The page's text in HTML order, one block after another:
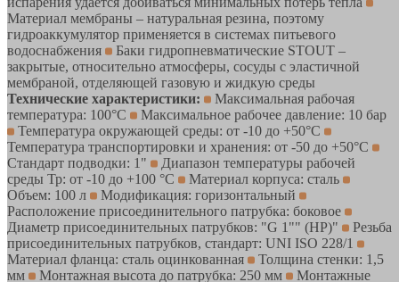
Материал мембраны – натуральная резина, поэтому
гидроаккумулятор применяется в системах питьевого
водоснабжения
Баки гидропневматические STOUT –
закрытые, относительно атмосферы, сосуды с эластичной
мембраной, отделяющей газовую и жидкую среды
Технические характеристики:
Максимальная рабочая
температура: 100°С
Максимальное рабочее давление: 10 бар
Температура окружающей среды: от -10 до +50°С
Температура транспортировки и хранения: от -50 до +50°С
Стандарт подводки: 1"
Диапазон температуры рабочей
среды Тр: от -10 до +100 °С
Материал корпуса: сталь
Объем: 100 л
Модификация: горизонтальный
Расположение присоединительного патрубка: боковое
Диаметр присоединительных патрубков: "G 1"" (НР)"
Резьба
присоединительных патрубков, стандарт: UNI ISO 228/1
Материал фланца: сталь оцинкованная
Толщина стенки: 1,5
мм
Монтажная высота до патрубка: 250 мм
Монтажные